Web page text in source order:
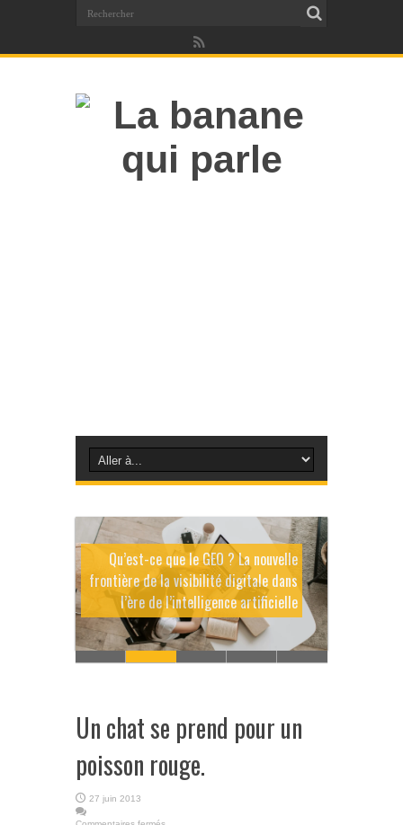
Qu’est-ce que le GEO ? La nouvelle
frontière de la visibilité digitale dans
l’ère de l’intelligence artificielle
Un chat se prend pour un
poisson rouge.
27 juin 2013